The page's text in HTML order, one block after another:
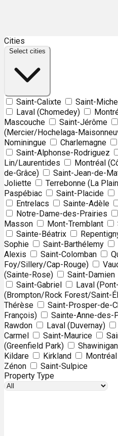
+
−
Cities
Select cities
Saint-Calixte Saint-
Laval (Chomedey)
Mascouche
Saint-Jérôme
(Mercier/Hochelaga-
Nominingue
Charlemagne
Saint-Alphonse-Rodriguez
Lin/Laurentides
Montréal
de-Grâce)
Saint-Jean-de-
Joliette
Terrebonne (La
Paspébiac
Saint-Placide
Entrelacs
Sainte-Adèle
Notre-Dame-des-Prairies
Masson
Mont-Tremblant
Sainte-Béatrix
Sophie
Saint-Barthélemy
Alexis
Saint-Colomban
Foy/Sillery/Cap-Rouge)
(Sainte-Rose)
Saint-Damien
Saint-Gabriel
Laval
(Brompton/Rock Forest/Saint-
Thérèse
Saint-Prosper-de-
François)
Sainte-Anne-des-
Rawdon
Laval (Duvernay)
Carmel
Saint-Maurice
(Greenfield Park)
Shawinigan
Kildare
Kirkland
Zénon
Saint-Sulpice
Property Type